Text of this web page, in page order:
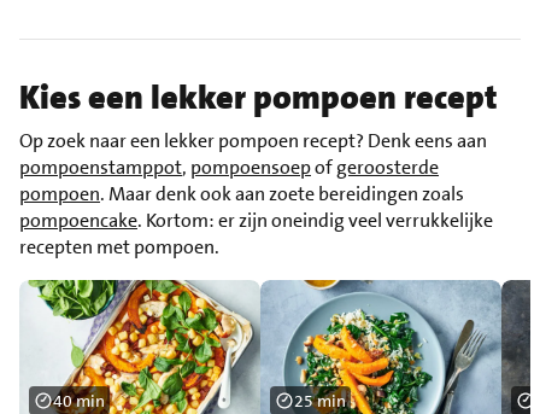
Kies een lekker pompoen recept
Op zoek naar een lekker pompoen recept? Denk eens aan
pompoenstamppot, pompoensoepofgeroosterde
pompoen. Maar denk ook aan zoete bereidingen zoals
pompoencake. Kortom: er zijn oneindig veel verrukkelijke
recepten met pompoen.
40 min 25 min